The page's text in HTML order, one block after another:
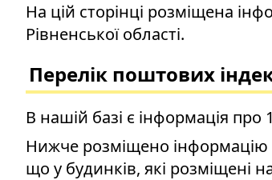
На цій сторінці розміщена
Рівненської області.
Перелік поштових
В нашій базі є інформація
Нижче розміщено інформацію
що у будинків, які розміщені